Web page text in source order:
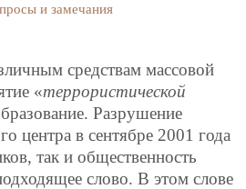
и замечания
средствам массовой
«террористической
Разрушение
центра в сентябре 2001 года
так и общественность
слово. В этом слове